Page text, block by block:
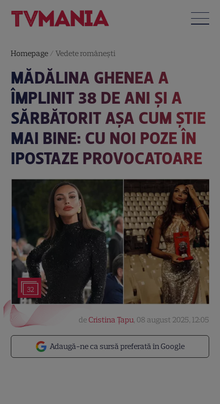
Homepage /Vedete româneşti
MĂDĂLINA GHENEA A
ÎMPLINIT 38 DE ANI ȘI A
SĂRBĂTORIT AȘA CUM ȘTIE
MAI BINE: CU NOI POZE ÎN
IPOSTAZE PROVOCATOARE
32
Adaugă-ne ca sursă preferată în Google
de Cristina Țapu, 08 august 2025, 12:05